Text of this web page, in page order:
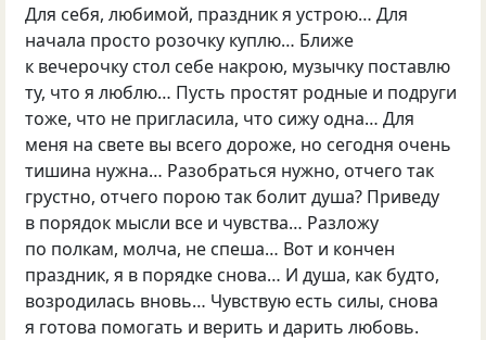
Для себя, любимой, праздник я устрою… Для
начала просто розочку куплю… Ближе
к вечерочку стол себе накрою, музычку поставлю
ту, что я люблю… Пусть простят родные и подруги
тоже, что не пригласила, что сижу одна… Для
меня на свете вы всего дороже, но сегодня очень
тишина нужна… Разобраться нужно, отчего так
грустно, отчего порою так болит душа? Приведу
в порядок мысли все и чувства… Разложу
по полкам, молча, не спеша… Вот и кончен
праздник, я в порядке снова… И душа, как будто,
возродилась вновь… Чувствую есть силы, снова
я готова помогать и верить и дарить любовь.